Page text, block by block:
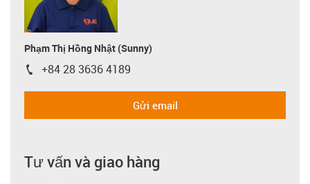
Phạm Thị Hồng Nhật (Sunny)
igus-icon-phone
+84 28 3636 4189
Gửi email
Tư vấn và giao hàng